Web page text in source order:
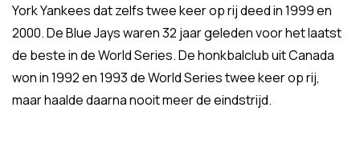
York Yankees dat zelfs twee keer op rij deed in 1999 en
2000. De Blue Jays waren 32 jaar geleden voor het laatst
de beste in de World Series. De honkbalclub uit Canada
won in 1992 en 1993 de World Series twee keer op rij,
maar haalde daarna nooit meer de eindstrijd.